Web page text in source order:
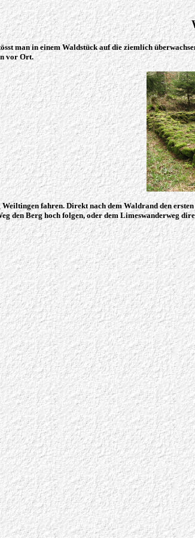
man in einem Waldstück auf die ziemlich
vor Ort.
fahren. Direkt nach dem Waldrand den
den Berg hoch folgen, oder dem Limeswanderweg